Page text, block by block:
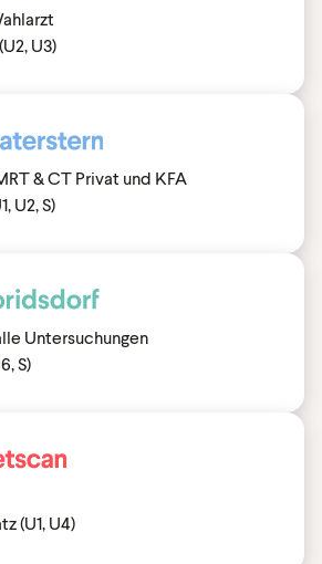
U3)
& CT Privat und KFA
U2, S)
Untersuchungen
S)
(U1, U4)